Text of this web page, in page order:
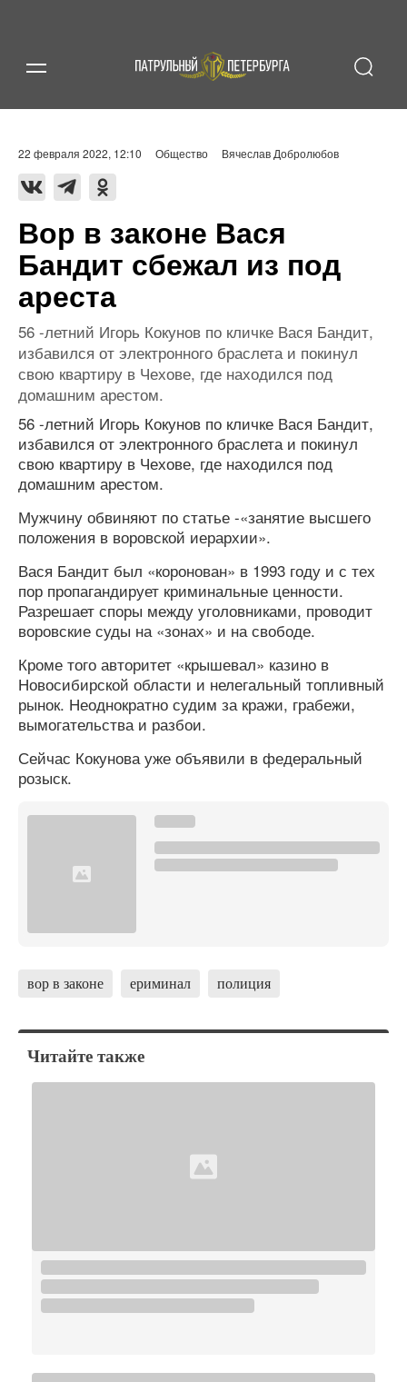
22 февраля 2022, 12:10 Общество Вячеслав Добролюбов
Вор в законе Вася
Бандит сбежал из под
ареста
56 -летний Игорь Кокунов по кличке Вася Бандит,
избавился от электронного браслета и покинул
свою квартиру в Чехове, где находился под
домашним арестом.
56 -летний Игорь Кокунов по кличке Вася Бандит,
избавился от электронного браслета и покинул
свою квартиру в Чехове, где находился под
домашним арестом.
Мужчину обвиняют по статье -«занятие высшего
положения в воровской иерархии».
Вася Бандит был «коронован» в 1993 году и с тех
пор пропагандирует криминальные ценности.
Разрешает споры между уголовниками, проводит
воровские суды на «зонах» и на свободе.
Кроме того авторитет «крышевал» казино в
Новосибирской области и нелегальный топливный
рынок. Неоднократно судим за кражи, грабежи,
вымогательства и разбои.
Сейчас Кокунова уже объявили в федеральный
розыск.
вор в законе ериминал полиция
Читайте также